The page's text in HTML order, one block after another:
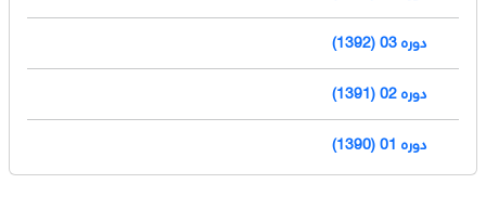
دوره 03 (1392)
دوره 02 (1391)
دوره 01 (1390)